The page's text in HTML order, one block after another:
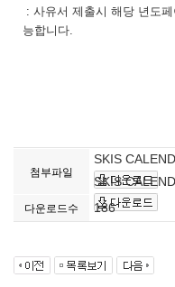
: 사유서 제출시 해당 년도
능합니다.
첨부파일
SKIS
SKIS
다운로드수 186